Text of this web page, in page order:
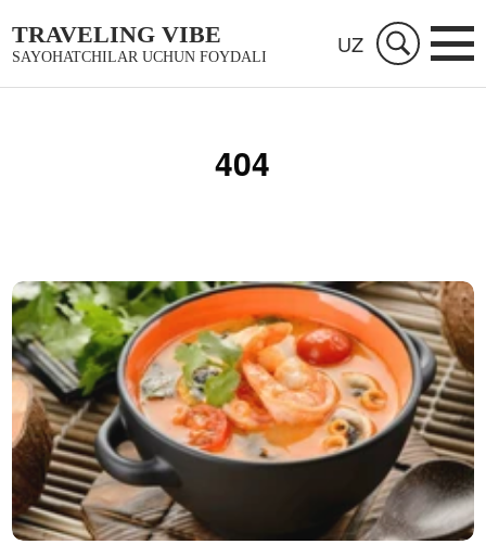
TRAVELING VIBE
SAYOHATCHILAR UCHUN FOYDALI UZ
404